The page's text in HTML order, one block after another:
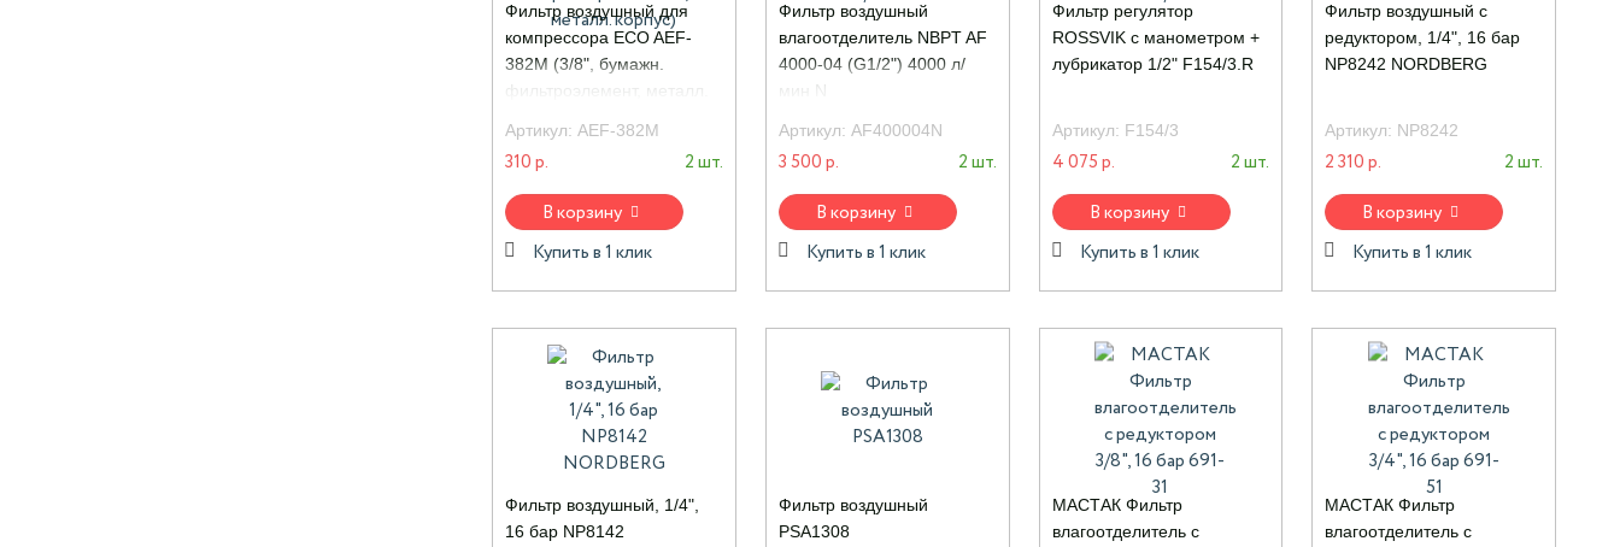
Фильтр воздушный для
компрессора ECO AEF-
382M (3/8", бумажн.
Артикул: AEF-382M
310 р. 2 шт.
В корзину
Купить в 1 клик
Фильтр воздушный
влагоотделитель NBPT AF
4000-04 (G1/2") 4000 л/
мин N
Артикул: AF400004N
3 500 р. 2 шт.
В корзину
Купить в 1 клик
Фильтр регулятор
ROSSVIK с манометром +
лубрикатор 1/2" F154/3.R
Артикул: F154/3
4 075 р. 2 шт.
В корзину
Купить в 1 клик
Фильтр воздушный с
редуктором, 1/4", 16 бар
NP8242 NORDBERG
Артикул: NP8242
2 310 р. 2 шт.
В корзину
Купить в 1 клик
Фильтр воздушный, 1/4",
16 бар NP8142
Фильтр воздушный
PSA1308
МАСТАК Фильтр
влагоотделитель с
МАСТАК Фильтр
влагоотделитель с